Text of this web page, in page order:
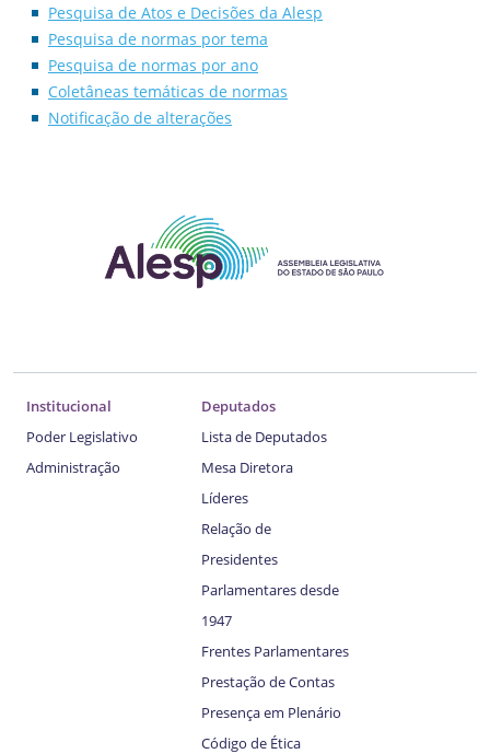
Pesquisa de Atos e Decisões da Alesp
Pesquisa de normas por tema
Pesquisa de normas por ano
Coletâneas temáticas de normas
Notificação de alterações
Institucional
Poder Legislativo
Administração
Deputados
Lista de Deputados
Mesa Diretora
Líderes
Relação de
Presidentes
Parlamentares desde
1947
Frentes Parlamentares
Prestação de Contas
Presença em Plenário
Código de Ética